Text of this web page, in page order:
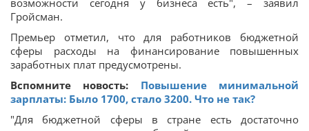
возможности сегодня у бизнеса есть", – заявил
Гройсман.
Премьер отметил, что для работников бюджетной
сферы расходы на финансирование повышенных
заработных плат предусмотрены.
Вспомните новость: Повышение минимальной
зарплаты: Было 1700, стало 3200. Что не так?
"Для бюджетной сферы в стране есть достаточно